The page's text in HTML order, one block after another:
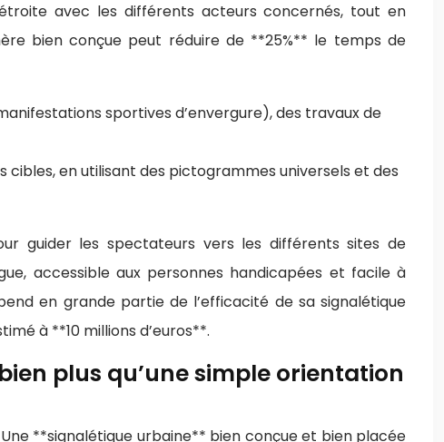
avec les différents acteurs concernés, tout en
bien conçue peut réduire de **25%** le temps de
sportives d’envergure), des travaux de
en utilisant des pictogrammes universels et des
guider les spectateurs vers les différents sites de
accessible aux personnes handicapées et facile à
en grande partie de l’efficacité de sa signalétique
à **10 millions d’euros**.
plus qu’une simple orientation
**signalétique urbaine** bien conçue et bien placée